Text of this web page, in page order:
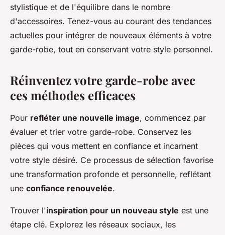
stylistique et de l'équilibre dans le nombre
d'accessoires. Tenez-vous au courant des tendances
actuelles pour intégrer de nouveaux éléments à votre
garde-robe, tout en conservant votre style personnel.
Réinventez votre garde-robe avec
ces méthodes efficaces
Pour refléter une nouvelle image, commencez par
évaluer et trier votre garde-robe. Conservez les
pièces qui vous mettent en confiance et incarnent
votre style désiré. Ce processus de sélection favorise
une transformation profonde et personnelle, reflétant
une confiance renouvelée.
Trouver l'inspiration pour un nouveau style est une
étape clé. Explorez les réseaux sociaux, les